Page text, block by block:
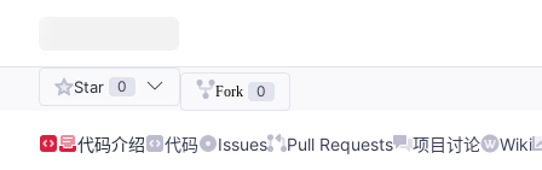
Star 0 Fork 0
代码介绍 代码 Issues Pull Requests 项目讨论 Wiki